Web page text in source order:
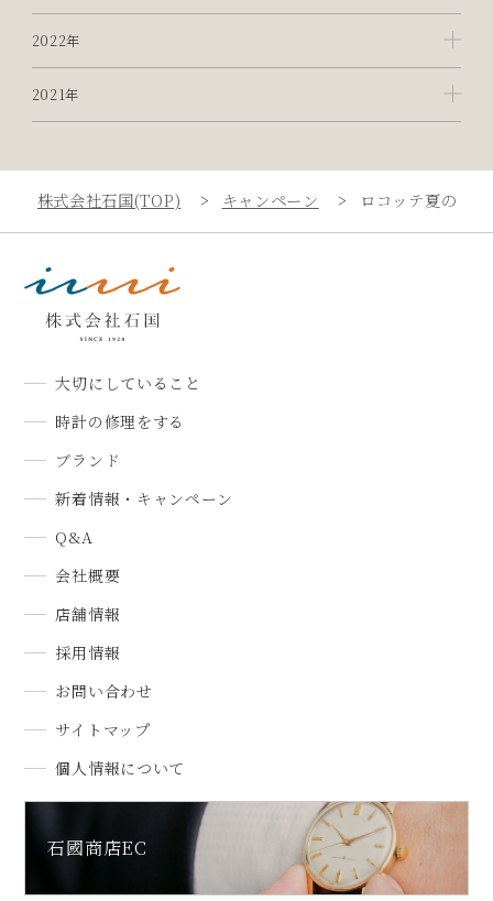
2022年
2021年
株式会社石国(TOP) キャンペーン ロコッテ夏の新
大切にしていること
時計の修理をする
ブランド
新着情報・キャンペーン
Q&A
会社概要
店舗情報
採用情報
お問い合わせ
サイトマップ
個人情報について
石國商店EC